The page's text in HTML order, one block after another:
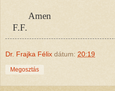
F.F.
Dr. Frajka Félix dátum: 20:19
Megosztás